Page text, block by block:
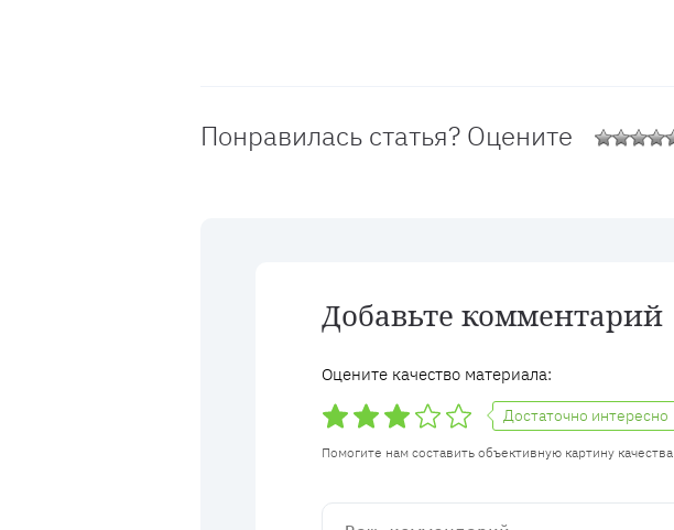
Понравилась статья? Оцените
Добавьте комментарий
Оцените качество материала:
Достаточно интересно
Помогите нам составить объективную картину качества